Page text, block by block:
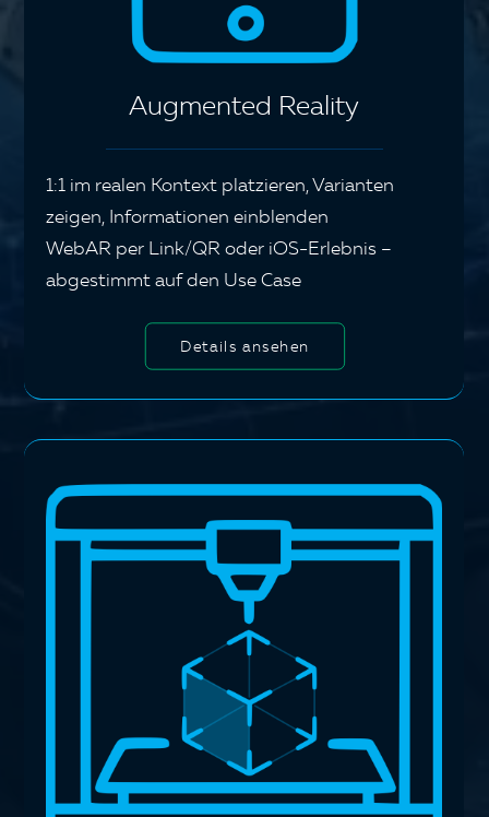
Augmented Reality
1:1 im realen Kontext platzieren, Varianten
zeigen, Informationen einblenden
WebAR per Link/QR oder iOS-Erlebnis –
abgestimmt auf den Use Case
Details ansehen